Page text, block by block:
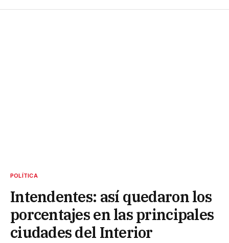
POLÍTICA
Intendentes: así quedaron los
porcentajes en las principales
ciudades del Interior